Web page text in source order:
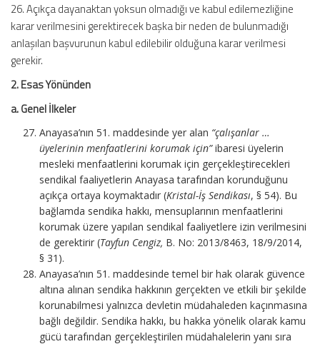
26. Açıkça dayanaktan yoksun olmadığı ve kabul edilemezliğine
karar verilmesini gerektirecek başka bir neden de bulunmadığı
anlaşılan başvurunun kabul edilebilir olduğuna karar verilmesi
gerekir.
2. Esas Yönünden
a. Genel İlkeler
Anayasa’nın 51. maddesinde yer alan “çalışanlar …
üyelerinin menfaatlerini korumak için”ibaresi üyelerin
mesleki menfaatlerini korumak için gerçekleştirecekleri
sendikal faaliyetlerin Anayasa tarafından korunduğunu
açıkça ortaya koymaktadır (Kristal-İş Sendikası, § 54). Bu
bağlamda sendika hakkı, mensuplarının menfaatlerini
korumak üzere yapılan sendikal faaliyetlere izin verilmesini
de gerektirir (Tayfun Cengiz, B. No: 2013/8463, 18/9/2014,
§ 31).
Anayasa’nın 51. maddesinde temel bir hak olarak güvence
altına alınan sendika hakkının gerçekten ve etkili bir şekilde
korunabilmesi yalnızca devletin müdahaleden kaçınmasına
bağlı değildir. Sendika hakkı, bu hakka yönelik olarak kamu
gücü tarafından gerçekleştirilen müdahalelerin yanı sıra